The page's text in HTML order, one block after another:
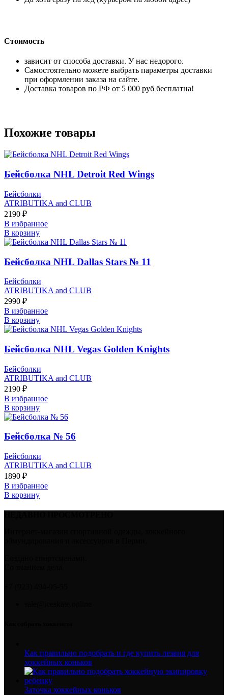
Стоимость
зависит от способа доставки. У нас недорого.
Самостоятельно можете выбрать параметры доставки
при оформлении заказа на сайте.
Доставка товаров по РФ от 5 000 руб бесплатна!
Похожие товары
Бейсболка NHL Detroit Red Wings
Бейсболки
ATRIBUTIKA and CLUB
2190 ₽
В избранное
В корзину
Бейсболка NHL Dallas Stars № 11
Бейсболки
ATRIBUTIKA and CLUB
2990 ₽
В избранное
В корзину
Бейсболка NHL Vegas Golden Knights
Бейсболки
ATRIBUTIKA and CLUB
2190 ₽
В избранное
В корзину
Бейсболка № 56
Бейсболки
ATRIBUTIKA and CLUB
1890 ₽
В избранное
В корзину
Как правильно подобрать и где купить лезвия для
хоккейных коньков
Заточка хоккейных коньков